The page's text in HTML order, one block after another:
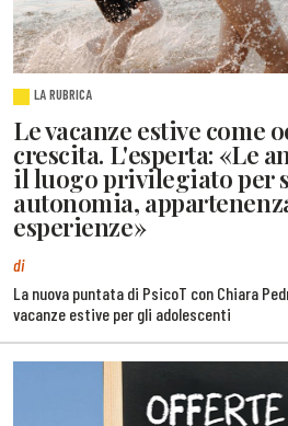
LA RUBRICA
Le vacanze estive come
crescita. L'esperta: «Le
il luogo privilegiato per
autonomia,
esperienze»
di
La nuova puntata di PsicoT con Chiara
vacanze estive per gli adolescenti